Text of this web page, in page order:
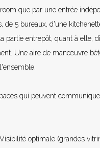
que par une entrée
5 bureaux, d'une
partie entrepôt, quant à elle,
Une aire de manœuvre
qui peuvent
optimale (grandes